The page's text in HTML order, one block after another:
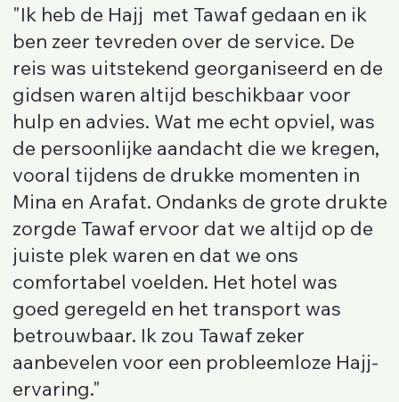
"Ik heb de Hajj met Tawaf gedaan en ik
ben zeer tevreden over de service. De
reis was uitstekend georganiseerd en de
gidsen waren altijd beschikbaar voor
hulp en advies. Wat me echt opviel, was
de persoonlijke aandacht die we kregen,
vooral tijdens de drukke momenten in
Mina en Arafat. Ondanks de grote drukte
zorgde Tawaf ervoor dat we altijd op de
juiste plek waren en dat we ons
comfortabel voelden. Het hotel was
goed geregeld en het transport was
betrouwbaar. Ik zou Tawaf zeker
aanbevelen voor een probleemloze Hajj-
ervaring."